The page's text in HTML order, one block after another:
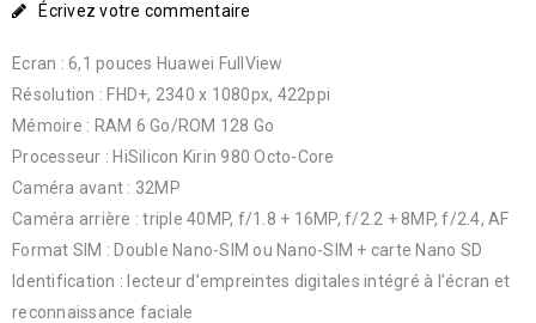
Écrivez votre commentaire
Ecran : 6,1 pouces Huawei FullView
Résolution : FHD+, 2340 x 1080px, 422ppi
Mémoire : RAM 6 Go/ROM 128 Go
Processeur : HiSilicon Kirin 980 Octo-Core
Caméra avant : 32MP
Caméra arrière : triple 40MP, f/1.8 + 16MP, f/2.2 + 8MP, f/2.4, AF
Format SIM : Double Nano-SIM ou Nano-SIM + carte Nano SD
Identification : lecteur d’empreintes digitales intégré à l’écran et
reconnaissance faciale